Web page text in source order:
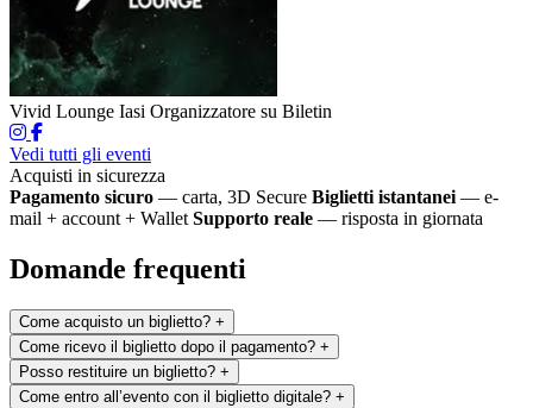
Vivid Lounge Iasi Organizzatore su Biletin
Vedi tutti gli eventi
Acquisti in sicurezza
Pagamento sicuro — carta, 3D Secure Biglietti istantanei — e-
mail + account + Wallet Supporto reale — risposta in giornata
Domande frequenti
Come acquisto un biglietto? +
Come ricevo il biglietto dopo il pagamento? +
Posso restituire un biglietto? +
Come entro all’evento con il biglietto digitale? +